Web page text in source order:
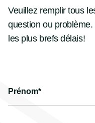
Veuillez remplir tous
question ou
les plus brefs délais!
Prénom*